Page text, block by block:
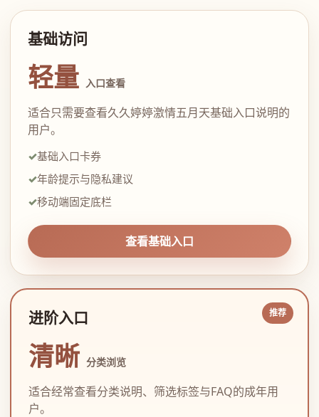
基础访问
轻量 入口查看
适合只需要查看久久婷婷激情五月天基础入口说明的
用户。
基础入口卡券
年龄提示与隐私建议
移动端固定底栏
查看基础入口
进阶入口
清晰 分类浏览
适合经常查看分类说明、筛选标签与FAQ的成年用
户。